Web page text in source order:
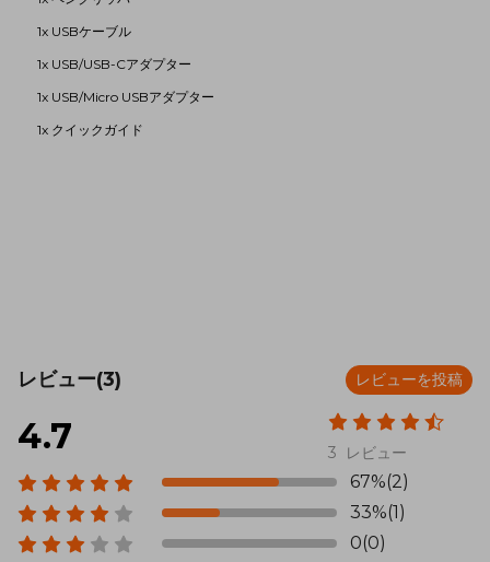
1x USBケーブル
1x USB/USB-Cアダプター
1x USB/Micro USBアダプター
1x クイックガイド
レビュー(3) レビューを投稿
4.7 3 レビュー
67%(2)
33%(1)
0(0)